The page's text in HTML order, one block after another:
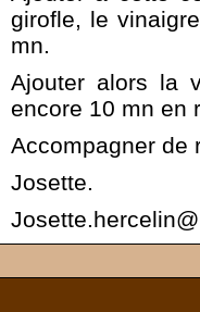
girofle, le
mn.
Ajouter alors la
encore 10 mn en
Accompagner de
Josette.